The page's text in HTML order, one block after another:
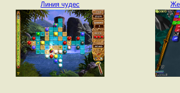
Линия чудес